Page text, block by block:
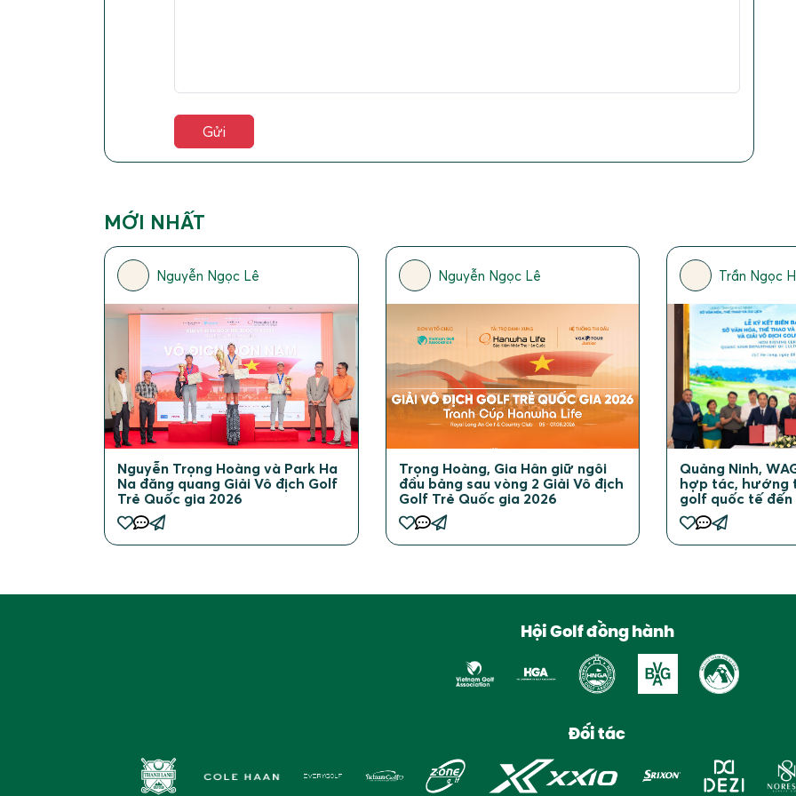
MỚI NHẤT
Nguyễn Ngọc Lê
Nguyễn Trọng Hoàng và Park Ha
Na đăng quang Giải Vô địch Golf
Trẻ Quốc gia 2026
Nguyễn Ngọc Lê
Trọng Hoàng, Gia Hân giữ ngôi
đầu bảng sau vòng 2 Giải Vô địch
Golf Trẻ Quốc gia 2026
Trần Ngọc
Quảng Ninh,
hợp tác, hướng
golf quốc tế đến
Hội Golf đồng hành
Đối tác